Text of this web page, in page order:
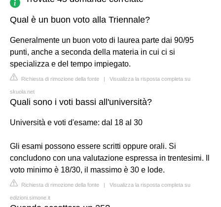
Qual è un buon voto alla Triennale?
Generalmente un buon voto di laurea parte dai 90/95
punti, anche a seconda della materia in cui ci si
specializza e del tempo impiegato.
Richiesta di rimozione della fonte | Visualizza la risposta completa su
skuola.net
Quali sono i voti bassi all'università?
Università e voti d'esame: dal 18 al 30
Gli esami possono essere scritti oppure orali. Si
concludono con una valutazione espressa in trentesimi. Il
voto minimo è 18/30, il massimo è 30 e lode.
Richiesta di rimozione della fonte | Visualizza la risposta completa su
edizioni.simone.it